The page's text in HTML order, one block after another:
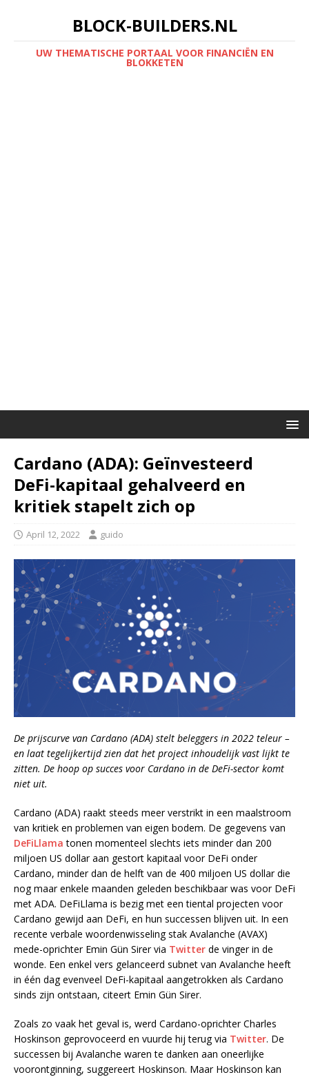
BLOCK-BUILDERS.NL
UW THEMATISCHE PORTAAL VOOR FINANCIËN EN
BLOKKETEN
Cardano (ADA): Geïnvesteerd
DeFi-kapitaal gehalveerd en
kritiek stapelt zich op
April 12, 2022 guido
De prijscurve van Cardano (ADA) stelt beleggers in 2022 teleur –
en laat tegelijkertijd zien dat het project inhoudelijk vast lijkt te
zitten. De hoop op succes voor Cardano in de DeFi-sector komt
niet uit.
Cardano (ADA) raakt steeds meer verstrikt in een maalstroom
van kritiek en problemen van eigen bodem. De gegevens van
DeFiLlama tonen momenteel slechts iets minder dan 200
miljoen US dollar aan gestort kapitaal voor DeFi onder
Cardano, minder dan de helft van de 400 miljoen US dollar die
nog maar enkele maanden geleden beschikbaar was voor DeFi
met ADA. DeFiLlama is bezig met een tiental projecten voor
Cardano gewijd aan DeFi, en hun successen blijven uit. In een
recente verbale woordenwisseling stak Avalanche (AVAX)
mede-oprichter Emin Gün Sirer via Twitter de vinger in de
wonde. Een enkel vers gelanceerd subnet van Avalanche heeft
in één dag evenveel DeFi-kapitaal aangetrokken als Cardano
sinds zijn ontstaan, citeert Emin Gün Sirer.
Zoals zo vaak het geval is, werd Cardano-oprichter Charles
Hoskinson geprovoceerd en vuurde hij terug via Twitter. De
successen bij Avalanche waren te danken aan oneerlijke
voorontginning, suggereert Hoskinson. Maar Hoskinson kan